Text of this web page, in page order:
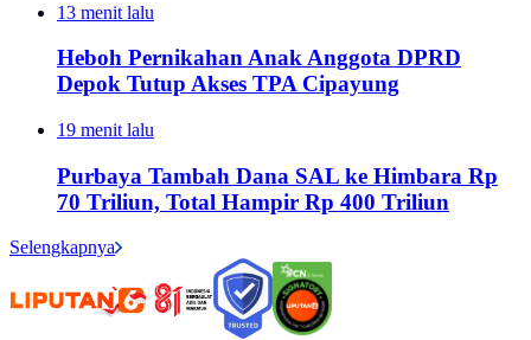
13 menit lalu
Heboh Pernikahan Anak Anggota DPRD
Depok Tutup Akses TPA Cipayung
19 menit lalu
Purbaya Tambah Dana SAL ke Himbara Rp
70 Triliun, Total Hampir Rp 400 Triliun
Selengkapnya